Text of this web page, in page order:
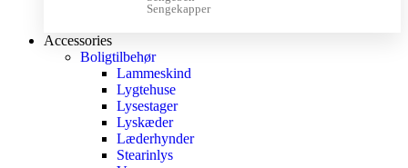
Sengekapper
Accessories
Boligtilbehør
Lammeskind
Lygtehuse
Lysestager
Lyskæder
Læderhynder
Stearinlys